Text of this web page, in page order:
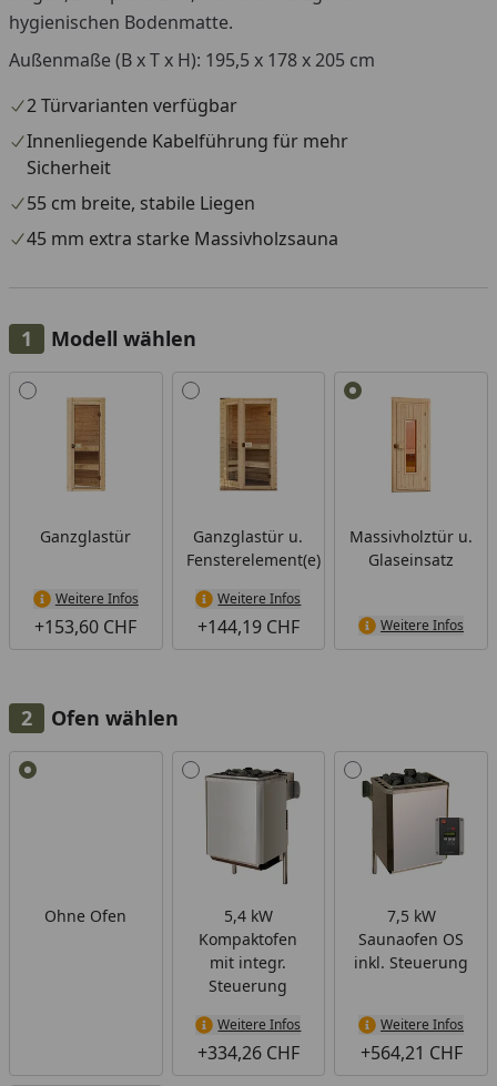
hygienischen Bodenmatte.
Außenmaße (B x T x H): 195,5 x 178 x 205 cm
2 Türvarianten verfügbar
Innenliegende Kabelführung für mehr
Sicherheit
55 cm breite, stabile Liegen
45 mm extra starke Massivholzsauna
Modell wählen
Alle anzeigen (3)
Ganzglastür
Weitere Infos
+153,60 CHF
Ganzglastür u.
Fensterelement(e)
Weitere Infos
+144,19 CHF
Massivholztür u.
Glaseinsatz
Weitere Infos
Ofen wählen
Alle anzeigen (4)
Ohne Ofen
5,4 kW
Kompaktofen
mit integr.
Steuerung
Weitere Infos
+334,26 CHF
7,5 kW
Saunaofen OS
inkl. Steuerung
Weitere Infos
+564,21 CHF